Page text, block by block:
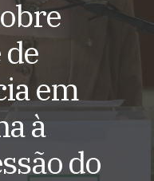
em
à
do